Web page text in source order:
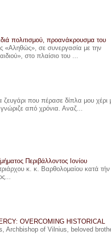
πολιτισμού, προανάκρουσμα του
«Αληθώς», σε συνεργασία με την
στο πλαίσιο του ...
που πέρασε δίπλα μου χέρι
από χρόνια. Αναζ...
Περιβάλλοντος Ιονίου
κ. κ. Βαρθολομαίου κατά τήν
OVERCOMING HISTORICAL
Archbishop of Vilnius, beloved